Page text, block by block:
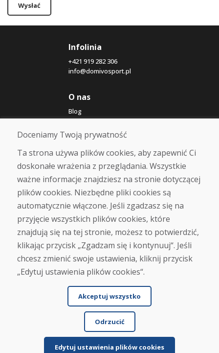
Wysłać
Infolinia
+421 919 282 306
info@domivosport.pl
O nas
Blog
O nas
Sklep
Kontakt
Zakup
Sklep internetowy
Warunki handlowe
Transport
Zapłata
Skarga
Zwrot i wymiana towaru
Ochrona danych osobowych
Cookies
© DOMIVOSPORT 2026, wszystkie prawa zastrzeżone
tworzenie stron internetowych tworzenie sklepów internetowych
Doceniamy Twoją prywatność
Ta strona używa plików cookies, aby zapewnić Ci
doskonałe wrażenia z przeglądania. Wszystkie
ważne informacje znajdziesz na stronie dotyczącej
plików cookies. Niezbędne pliki cookies są
automatycznie włączone. Jeśli zgadzasz się na
przyjęcie wszystkich plików cookies, które
znajdują się na tej stronie, możesz to potwierdzić,
klikając przycisk „Zgadzam się i kontynuuj“. Jeśli
chcesz zmienić swoje ustawienia, kliknij przycisk
„Edytuj ustawienia plików cookies“.
Akceptuj wszystko
Odrzucić
Edytuj ustawienia plików cookies